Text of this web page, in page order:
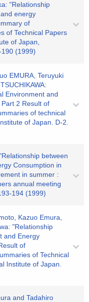
"Relationship
energy
of
of Technical Papers
of Japan,
(1999)
EMURA, Teruyuki
Environment and
2 Result of
of technical
of Japan. D-2.
between
Consumption in
in summer :
annual meeting
194 (1999)
Kazuo Emura,
"Relationship
and Energy
of
of Technical
Institute of Japan.
and Tadahiro